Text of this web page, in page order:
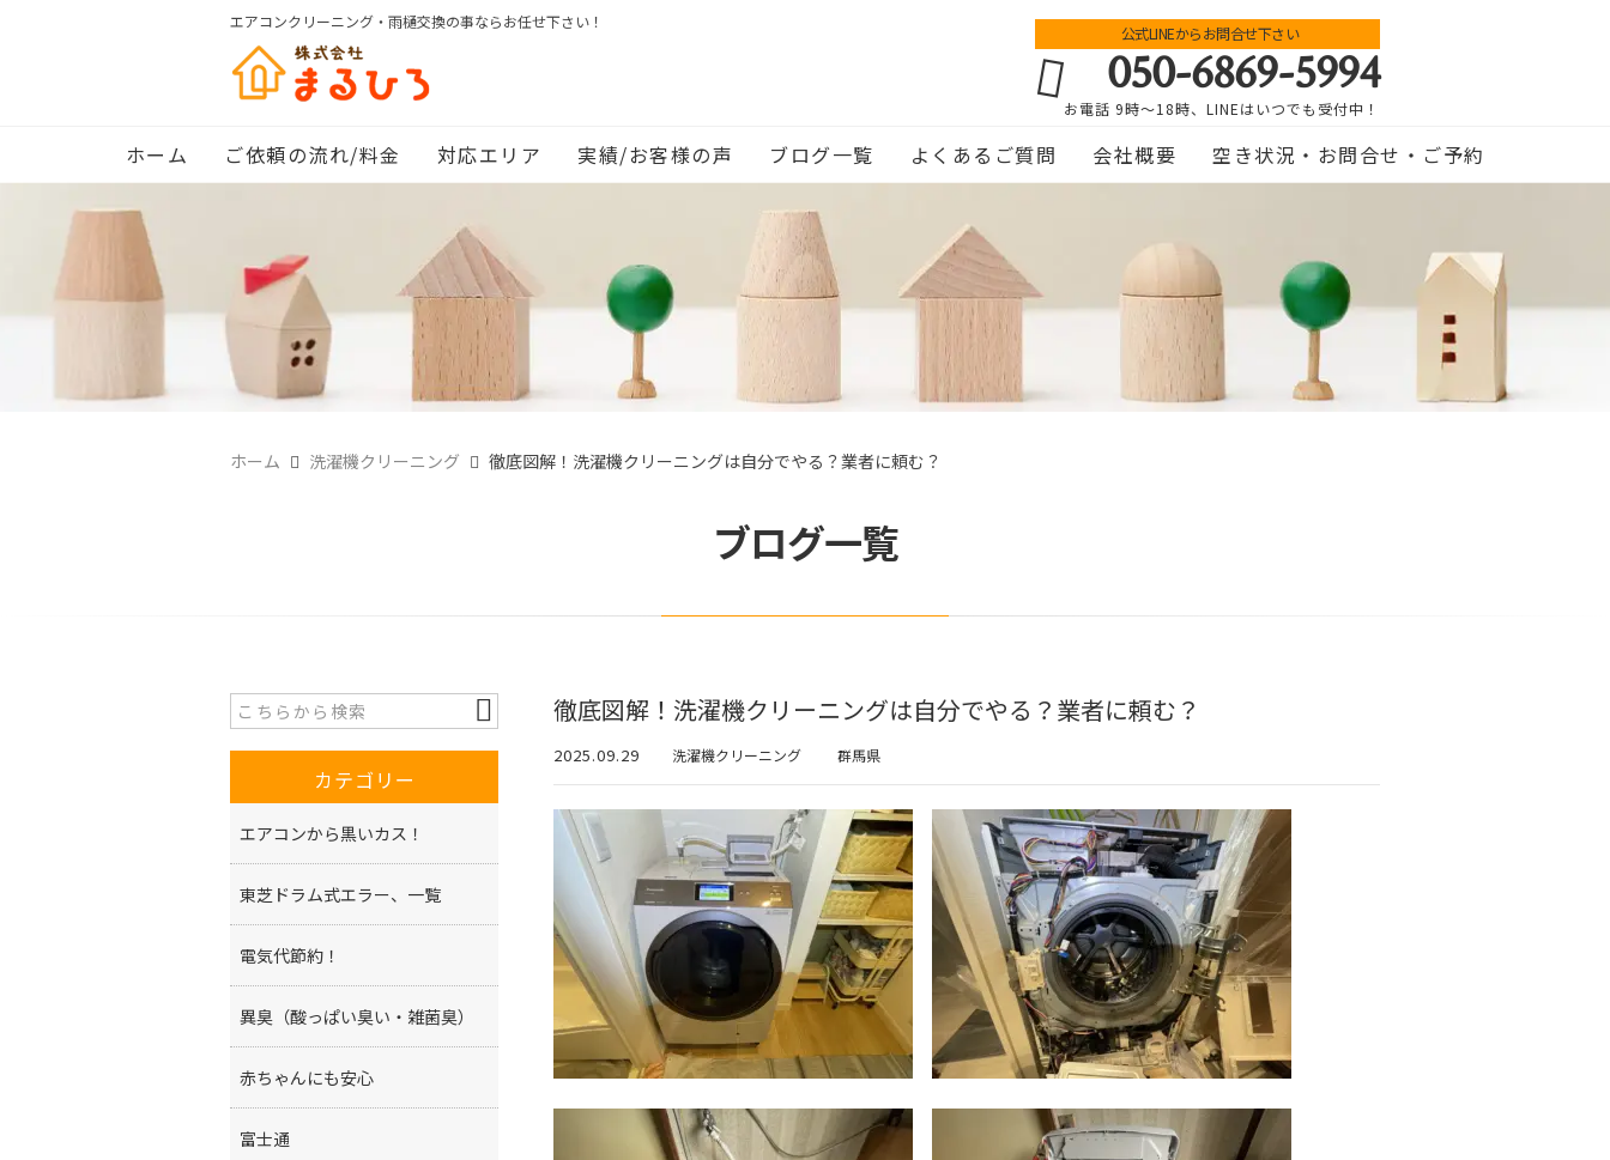
エアコンクリーニング・雨樋交換の事ならお任せ下さい！
公式LINEからお問合せ下さい
050-6869-5994
お電話 9時～18時、LINEはいつでも受付中！
ホーム ご依頼の流れ/料金 対応エリア 実績/お客様の声 ブログ一覧 よくあるご質問 会社概要 空き状況・お問合せ・ご予約
ホーム 洗濯機クリーニング 徹底図解！洗濯機クリーニングは自分でやる？業者に頼む？
ブログ一覧
徹底図解！洗濯機クリーニングは自分でやる？業者に頼む？
2025.09.29 洗濯機クリーニング 群馬県
カテゴリー
エアコンから黒いカス！
東芝ドラム式エラー、一覧
電気代節約！
異臭（酸っぱい臭い・雑菌臭）
赤ちゃんにも安心
富士通